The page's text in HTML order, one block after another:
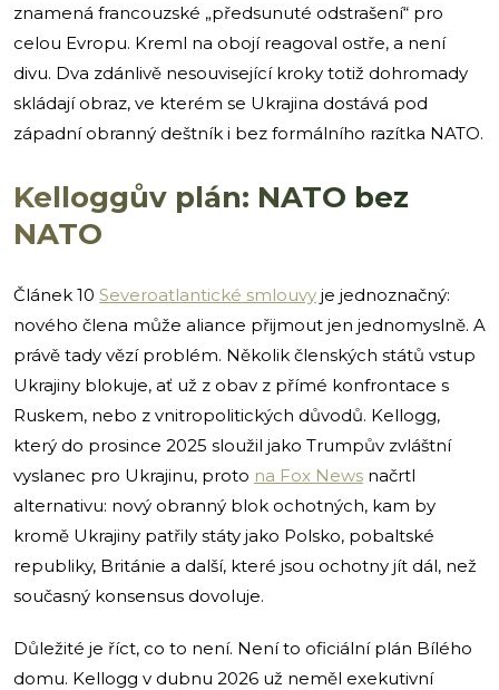
znamená francouzské „předsunuté odstrašení“ pro
celou Evropu. Kreml na obojí reagoval ostře, a není
divu. Dva zdánlivě nesouvisející kroky totiž dohromady
skládají obraz, ve kterém se Ukrajina dostává pod
západní obranný deštník i bez formálního razítka NATO.
Kelloggův plán: NATO bez
NATO
Článek 10 Severoatlantické smlouvy je jednoznačný:
nového člena může aliance přijmout jen jednomyslně. A
právě tady vězí problém. Několik členských států vstup
Ukrajiny blokuje, ať už z obav z přímé konfrontace s
Ruskem, nebo z vnitropolitických důvodů. Kellogg,
který do prosince 2025 sloužil jako Trumpův zvláštní
vyslanec pro Ukrajinu, proto na Fox News načrtl
alternativu: nový obranný blok ochotných, kam by
kromě Ukrajiny patřily státy jako Polsko, pobaltské
republiky, Británie a další, které jsou ochotny jít dál, než
současný konsensus dovoluje.
Důležité je říct, co to není. Není to oficiální plán Bílého
domu. Kellogg v dubnu 2026 už neměl exekutivní